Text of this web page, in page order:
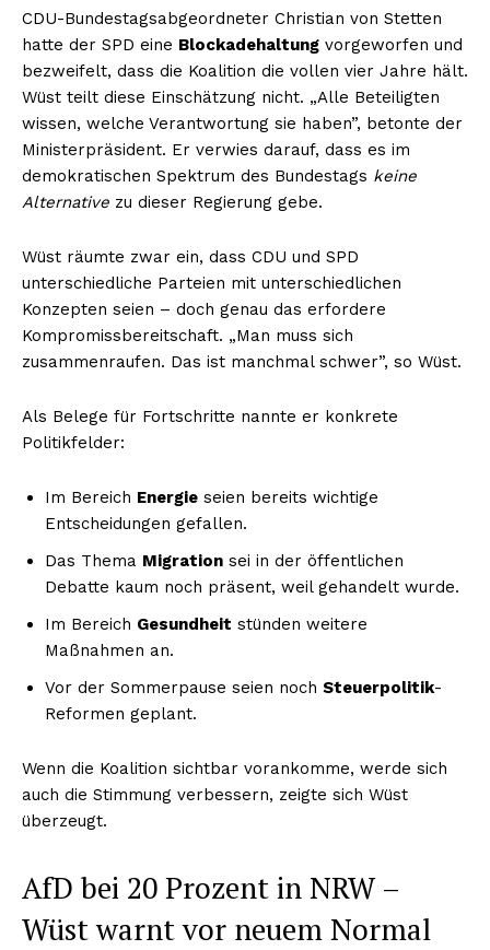
CDU-Bundestagsabgeordneter Christian von Stetten
hatte der SPD eine Blockadehaltung vorgeworfen und
bezweifelt, dass die Koalition die vollen vier Jahre hält.
Wüst teilt diese Einschätzung nicht. „Alle Beteiligten
wissen, welche Verantwortung sie haben”, betonte der
Ministerpräsident. Er verwies darauf, dass es im
demokratischen Spektrum des Bundestags keine
Alternative zu dieser Regierung gebe.
Wüst räumte zwar ein, dass CDU und SPD
unterschiedliche Parteien mit unterschiedlichen
Konzepten seien – doch genau das erfordere
Kompromissbereitschaft. „Man muss sich
zusammenraufen. Das ist manchmal schwer”, so Wüst.
Als Belege für Fortschritte nannte er konkrete
Politikfelder:
Im Bereich Energie seien bereits wichtige
Entscheidungen gefallen.
Das Thema Migration sei in der öffentlichen
Debatte kaum noch präsent, weil gehandelt wurde.
Im Bereich Gesundheit stünden weitere
Maßnahmen an.
Vor der Sommerpause seien noch Steuerpolitik-
Reformen geplant.
Wenn die Koalition sichtbar vorankomme, werde sich
auch die Stimmung verbessern, zeigte sich Wüst
überzeugt.
AfD bei 20 Prozent in NRW –
Wüst warnt vor neuem Normal